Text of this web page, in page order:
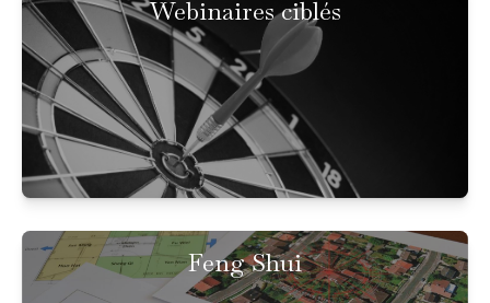
Webinaires ciblés
Feng Shui